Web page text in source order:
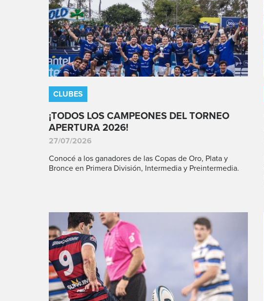
CLUBES
¡TODOS LOS CAMPEONES DEL TORNEO
APERTURA 2026!
27/07/2026
Conocé a los ganadores de las Copas de Oro, Plata y
Bronce en Primera División, Intermedia y Preintermedia.